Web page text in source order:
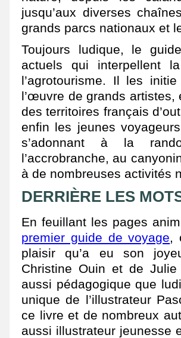
jusqu’aux diverses
grands parcs nationaux et
Toujours ludique, le
actuels qui interpellent
l’agrotourisme. Il les
l’œuvre de grands
des territoires français
enfin les jeunes
s’adonnant à la
l’accrobranche, au
à de nombreuses activités
DERRIÈRE LES
En feuillant les pages
premier guide de voyage,
plaisir qu’a eu son
Christine Ouin et de
aussi pédagogique que
unique de l’illustrateur
ce livre et de nombreux
aussi illustrateur jeunesse